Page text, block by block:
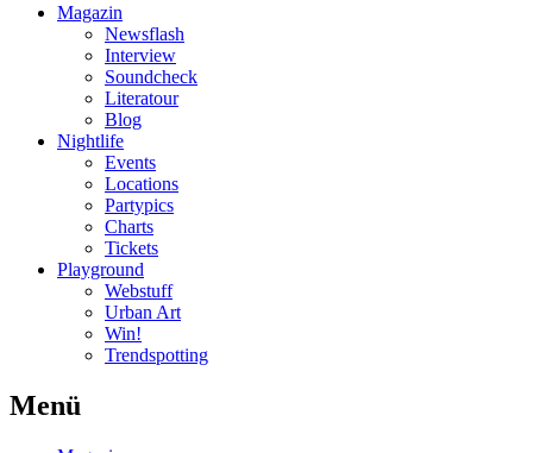
Magazin
Newsflash
Interview
Soundcheck
Literatour
Blog
Nightlife
Events
Locations
Partypics
Charts
Tickets
Playground
Webstuff
Urban Art
Win!
Trendspotting
Menü